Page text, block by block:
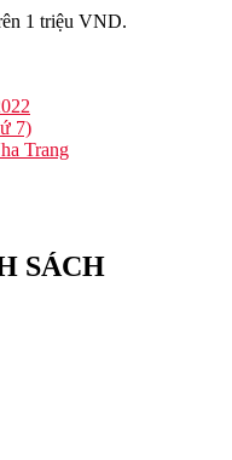
1 triệu VND.
7)
Trang
SÁCH